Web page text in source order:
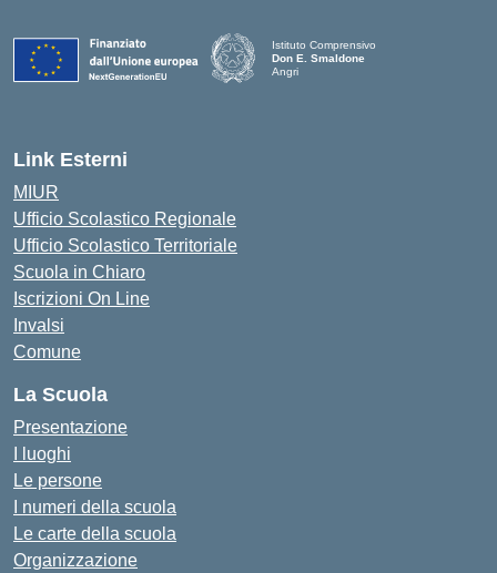
Istituto Comprensivo
Don E. Smaldone
Angri
Link Esterni
MIUR
Ufficio Scolastico Regionale
Ufficio Scolastico Territoriale
Scuola in Chiaro
Iscrizioni On Line
Invalsi
Comune
La Scuola
Presentazione
I luoghi
Le persone
I numeri della scuola
Le carte della scuola
Organizzazione